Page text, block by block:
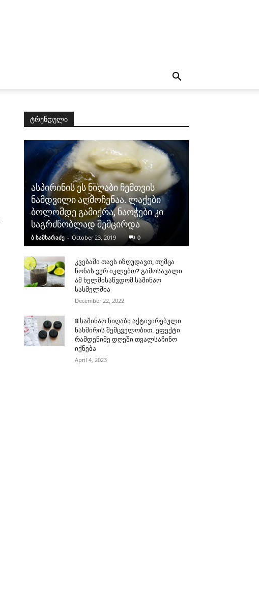
ტრენდული
ასპირინის ეს ნიღაბი ჩემთვის
ნამდვილი აღმოჩენაა. ლაქები
ბოლომდე გამიქრა, ნაოჭები კი
საგრძნობლად შემცირდა
ბ სამხარაძე - October 23, 2019 0
კვებაში თავს იზღუდავთ, თუმცა
წონას ვერ იკლებთ? გამოსავალი
ამ ხელმისაწვდომ საშინაო
სასმელშია
December 22, 2022
8 საშინაო ნიღაბი აქტივირებული
ნახშირის შემცველობით. ეფექტი
რამდენიმე დღეში თვალსაჩინო
იქნება
April 4, 2023